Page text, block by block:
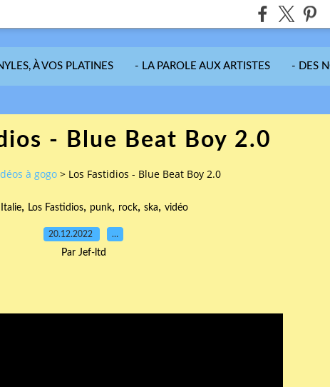
À VOS PLATINES - LA PAROLE AUX ARTISTES - DES
- Blue Beat Boy 2.0
à gogo > Los Fastidios - Blue Beat Boy 2.0
Italie, Los Fastidios, punk, rock, ska, vidéo
20.12.2022 …
Par Jef-ltd